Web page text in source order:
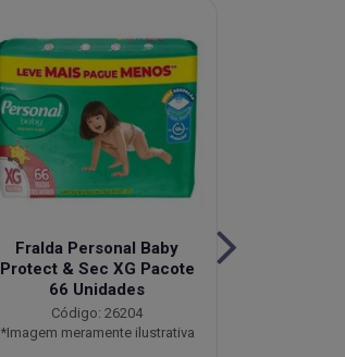
Fralda Personal Baby
Protect & Sec XG Pacote
66 Unidades
Código: 26204
*Imagem meramente ilustrativa